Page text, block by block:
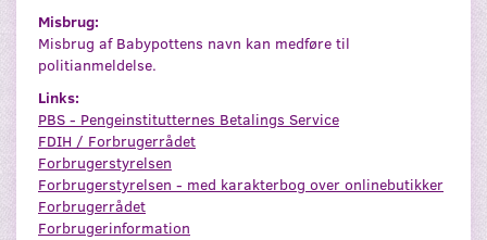
Misbrug:
Misbrug af Babypottens navn kan medføre til
politianmeldelse.
Links:
PBS - Pengeinstitutternes Betalings Service
FDIH / Forbrugerrådet
Forbrugerstyrelsen
Forbrugerstyrelsen - med karakterbog over onlinebutikker
Forbrugerrådet
Forbrugerinformation